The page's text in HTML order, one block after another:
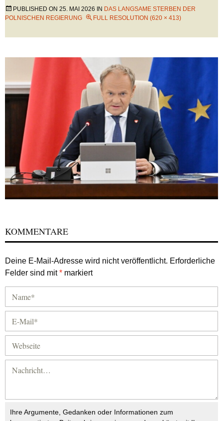
PUBLISHED ON 25. MAI 2026 IN DAS LANGSAME STERBEN DER
POLNISCHEN REGIERUNG
FULL RESOLUTION (620 × 413)
KOMMENTARE
Deine E-Mail-Adresse wird nicht veröffentlicht. Erforderliche
Felder sind mit* markiert
Ihre Argumente, Gedanken oder Informationen zum